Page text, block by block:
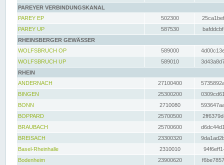
PAREYER VERBINDUNGSKANAL
PAREY EP
502300
PAREY UP
587530
RHEINSBERGER GEWÄSSER
WOLFSBRUCH OP
589000
WOLFSBRUCH UP
589010
RHEIN
ANDERNACH
27100400
BINGEN
25300200
BONN
2710080
BOPPARD
25700500
BRAUBACH
25700600
BREISACH
23300320
Basel-Rheinhalle
2310010
Bodenheim
23900620